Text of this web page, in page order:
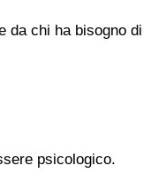
da chi ha bisogno di
psicologico.